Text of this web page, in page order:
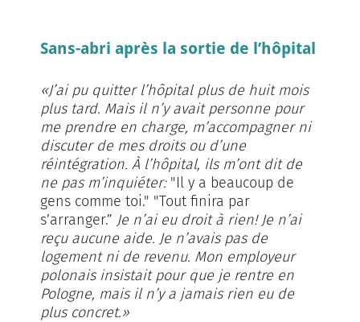
Sans-abri après la sortie de l’hôpital
«J’ai pu quitter l’hôpital plus de huit mois
plus tard. Mais il n’y avait personne pour
me prendre en charge, m’accompagner ni
discuter de mes droits ou d’une
réintégration. À l’hôpital, ils m’ont dit de
ne pas m’inquiéter: "Il y a beaucoup de
gens comme toi." "Tout finira par
s’arranger.” Je n’ai eu droit à rien! Je n’ai
reçu aucune aide. Je n’avais pas de
logement ni de revenu. Mon employeur
polonais insistait pour que je rentre en
Pologne, mais il n’y a jamais rien eu de
plus concret.»